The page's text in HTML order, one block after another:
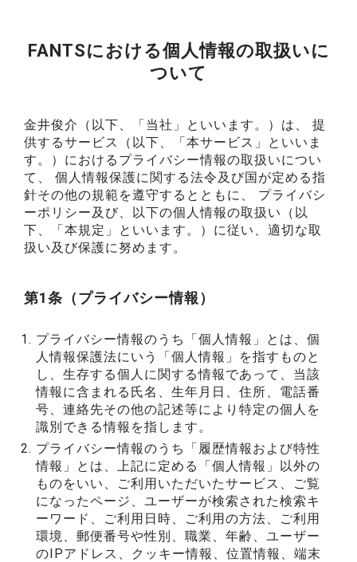
FANTSにおける個人情報の取扱いに
ついて
金井俊介（以下、「当社」といいます。）は、 提
供するサービス（以下、「本サービス」といいま
す。）におけるプライバシー情報の取扱いについ
て、 個人情報保護に関する法令及び国が定める指
針その他の規範を遵守するとともに、 プライバシ
ーポリシー及び、以下の個人情報の取扱い（以
下、「本規定」といいます。）に従い、適切な取
扱い及び保護に努めます。
第1条（プライバシー情報）
プライバシー情報のうち「個人情報」とは、個
人情報保護法にいう「個人情報」を指すものと
し、生存する個人に関する情報であって、当該
情報に含まれる氏名、生年月日、住所、電話番
号、連絡先その他の記述等により特定の個人を
識別できる情報を指します。
プライバシー情報のうち「履歴情報および特性
情報」とは、上記に定める「個人情報」以外の
ものをいい、ご利用いただいたサービス、ご覧
になったページ、ユーザーが検索された検索キ
ーワード、ご利用日時、ご利用の方法、ご利用
環境、郵便番号や性別、職業、年齢、ユーザー
のIPアドレス、クッキー情報、位置情報、端末